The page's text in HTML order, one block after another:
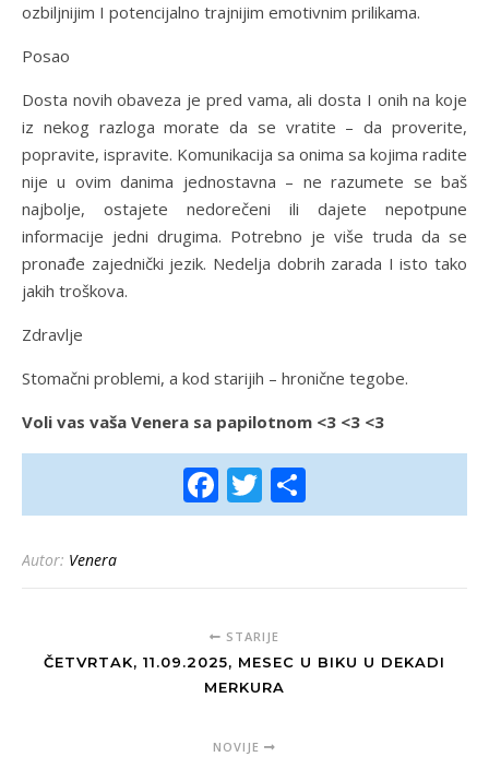
ozbiljnijim I potencijalno trajnijim emotivnim prilikama.
Posao
Dosta novih obaveza je pred vama, ali dosta I onih na koje
iz nekog razloga morate da se vratite – da proverite,
popravite, ispravite. Komunikacija sa onima sa kojima radite
nije u ovim danima jednostavna – ne razumete se baš
najbolje, ostajete nedorečeni ili dajete nepotpune
informacije jedni drugima. Potrebno je više truda da se
pronađe zajednički jezik. Nedelja dobrih zarada I isto tako
jakih troškova.
Zdravlje
Stomačni problemi, a kod starijih – hronične tegobe.
Voli vas vaša Venera sa papilotnom <3 <3 <3
Facebook
Twitter
Autor: Venera
STARIJE
ČETVRTAK, 11.09.2025, MESEC U BIKU U DEKADI
MERKURA
NOVIJE